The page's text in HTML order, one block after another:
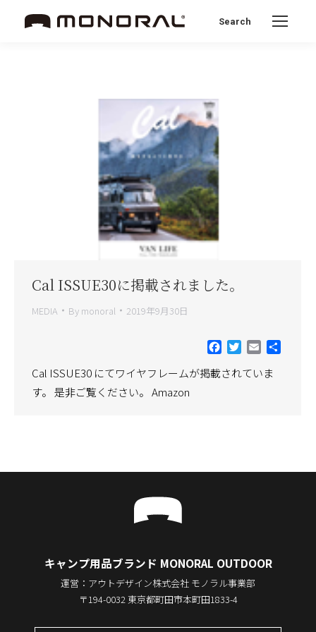
Search:
Search
Cal ISSUE30に掲載されました。
MEDIA By monoral 2019年9月30日
Facebook
Twitter
Email
Cal ISSUE30 にてワイヤフレームが掲載されていま
す。 是非ご覧ください。 Amazon
キャンプ用品ブランド MONORAL OUTDOOR
運営：アウトデザイン株式会社 モノラル事業部
〒194-0032 東京都町田市本町田1833-4